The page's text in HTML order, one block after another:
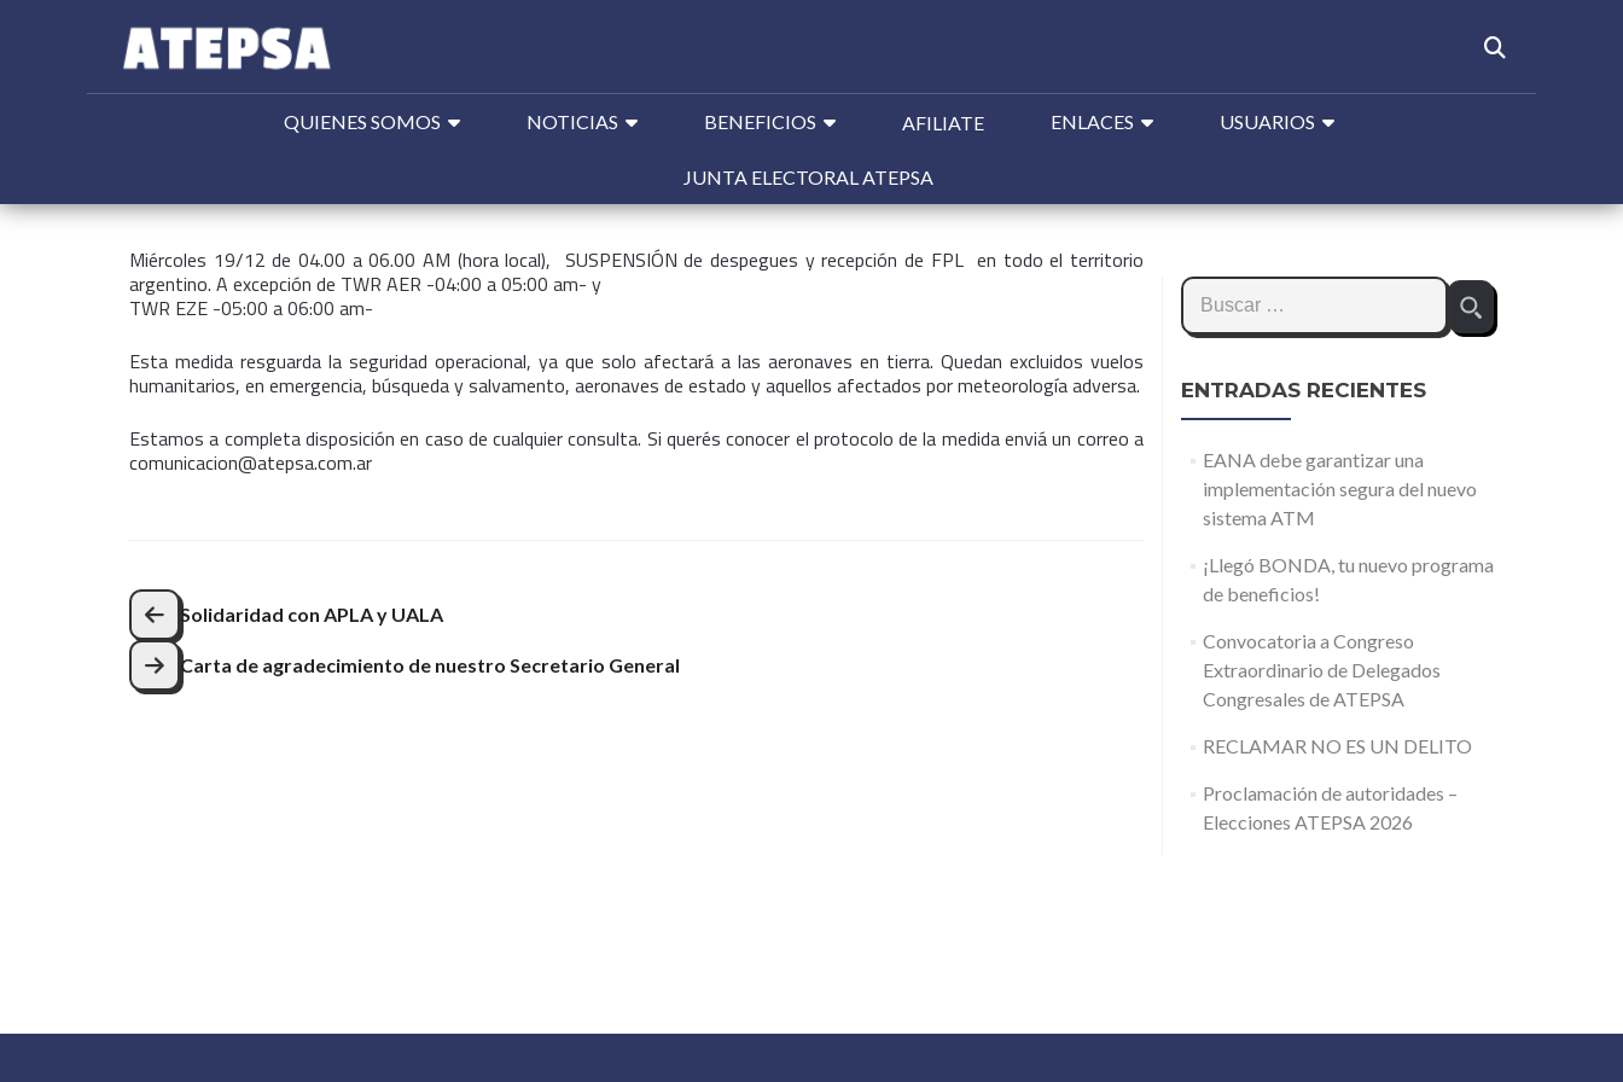
al
QUIENES SOMOS NOTICIAS BENEFICIOS AFILIATE ENLACES USUARIOS
JUNTA ELECTORAL ATEPSA
Miércoles 19/12 de 04.00 a 06.00 AM (hora local), SUSPENSIÓNde despegues y recepción de FPL en todo el territorio
argentino. A excepción de TWR AER -04:00 a 05:00 am- y
TWR EZE -05:00 a 06:00 am-
Esta medida resguarda la seguridad operacional, ya que solo afectará a las aeronaves en tierra. Quedan excluidos vuelos
humanitarios, en emergencia, búsqueda y salvamento, aeronaves de estado y aquellos afectados por meteorología adversa.
Estamos a completa disposición en caso de cualquier consulta. Si querés conocer el protocolo de la medida enviá un correo a
comunicacion@atepsa.com.ar
Navegación
de
entradas
Solidaridad con APLA y UALA
Carta de agradecimiento de nuestro Secretario General
Buscar:
ENTRADAS RECIENTES
EANA debe garantizar una
implementación segura del nuevo
sistema ATM
¡Llegó BONDA, tu nuevo programa
de beneficios!
Convocatoria a Congreso
Extraordinario de Delegados
Congresales de ATEPSA
RECLAMAR NO ES UN DELITO
Proclamación de autoridades –
Elecciones ATEPSA 2026